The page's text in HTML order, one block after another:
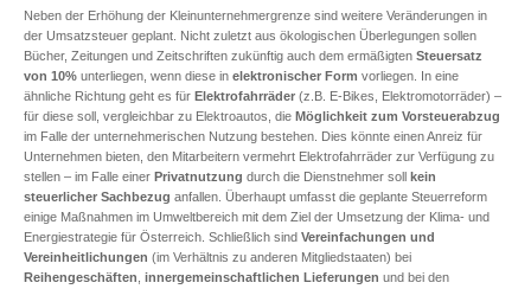
Neben der Erhöhung der Kleinunternehmergrenze sind weitere Veränderungen in
der Umsatzsteuer geplant. Nicht zuletzt aus ökologischen Überlegungen sollen
Bücher, Zeitungen und Zeitschriften zukünftig auch dem ermäßigten Steuersatz
von 10% unterliegen, wenn diese in elektronischer Form vorliegen. In eine
ähnliche Richtung geht es für Elektrofahrräder (z.B. E-Bikes, Elektromotorräder) –
für diese soll, vergleichbar zu Elektroautos, die Möglichkeit zum Vorsteuerabzug
im Falle der unternehmerischen Nutzung bestehen. Dies könnte einen Anreiz für
Unternehmen bieten, den Mitarbeitern vermehrt Elektrofahrräder zur Verfügung zu
stellen – im Falle einer Privatnutzung durch die Dienstnehmer soll kein
steuerlicher Sachbezug anfallen. Überhaupt umfasst die geplante Steuerreform
einige Maßnahmen im Umweltbereich mit dem Ziel der Umsetzung der Klima- und
Energiestrategie für Österreich. Schließlich sind Vereinfachungen und
Vereinheitlichungen (im Verhältnis zu anderen Mitgliedstaaten) bei
Reihengeschäften innergemeinschaftlichen Lieferungen und bei den